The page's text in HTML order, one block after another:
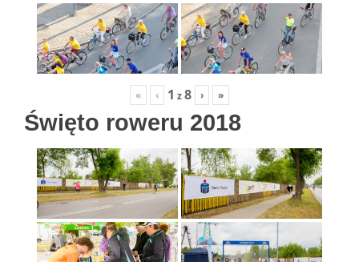
« ‹ 1 z8 › »
Święto roweru 2018